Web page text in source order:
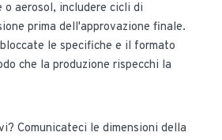
aerosol, includere cicli di
prima dell'approvazione finale.
le specifiche e il formato
che la produzione rispecchi la
Comunicateci le dimensioni della